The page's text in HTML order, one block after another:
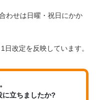
わせは日曜・祝日にかか
改定を反映しています。
に立ちましたか?